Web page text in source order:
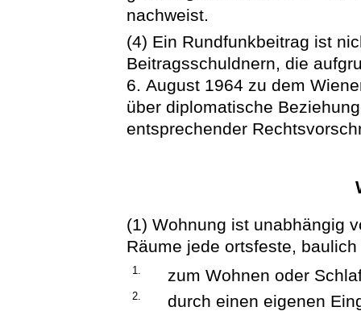
nachweist.
(4) Ein Rundfunkbeitrag ist
Beitragsschuldnern, die
6. August 1964 zu dem
über diplomatische
entsprechender
(1) Wohnung ist unabhängig
Räume jede ortsfeste,
1. zum Wohnen oder
2.
durch einen eigenen